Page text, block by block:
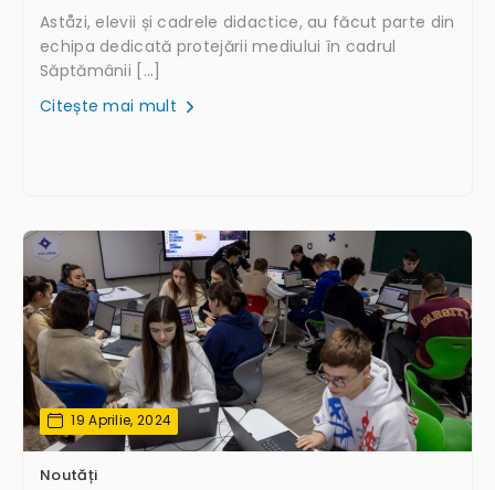
Aståzi, elevii și cadrele didactice, au făcut parte din
echipa dedicată protejării mediului în cadrul
Săptămânii […]
Citește mai mult
19 Aprilie, 2024
Noutăți